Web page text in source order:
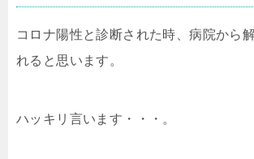
コロナ陽性と診断された時、病院から
れると思います。
ハッキリ言います・・・。